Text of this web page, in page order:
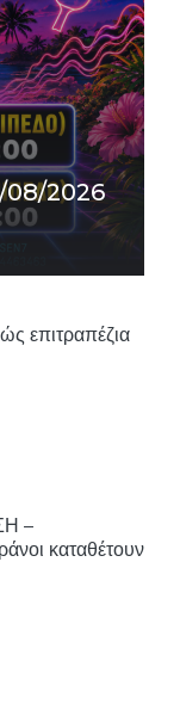
08/2026
επιτραπέζια
–
καταθέτουν